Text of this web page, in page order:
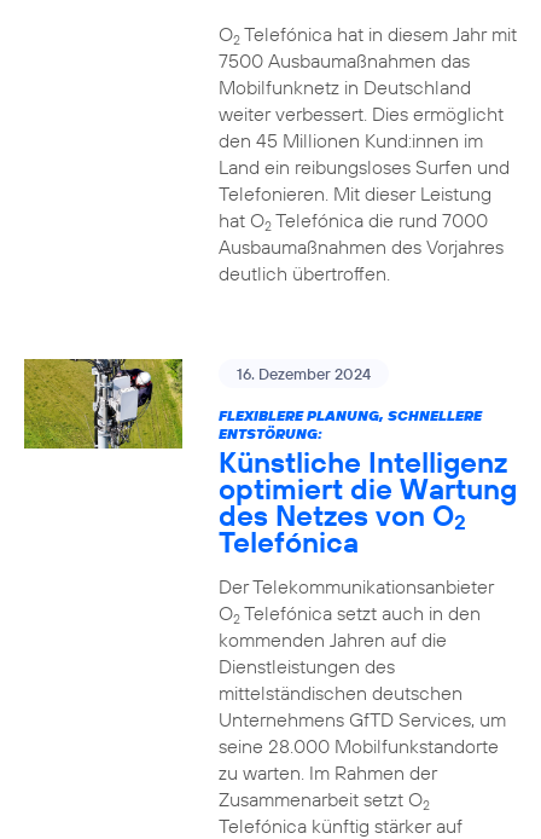
O2Telefónica hat in diesem Jahr mit
7500 Ausbaumaßnahmen das
Mobilfunknetz in Deutschland
weiter verbessert. Dies ermöglicht
den 45 Millionen Kund:innen im
Land ein reibungsloses Surfen und
Telefonieren. Mit dieser Leistung
hat O2Telefónica die rund 7000
Ausbaumaßnahmen des Vorjahres
deutlich übertroffen.
16. Dezember 2024
FLEXIBLERE PLANUNG, SCHNELLERE
ENTSTÖRUNG:
Künstliche Intelligenz
optimiert die Wartung
des Netzes von O2
Telefónica
Der Telekommunikationsanbieter
O2Telefónica setzt auch in den
kommenden Jahren auf die
Dienstleistungen des
mittelständischen deutschen
Unternehmens GfTD Services, um
seine 28.000 Mobilfunkstandorte
zu warten. Im Rahmen der
Zusammenarbeit setzt O2
Telefónica künftig stärker auf